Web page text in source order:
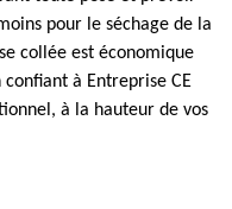
pour le séchage de la
collée est économique
à Entreprise CE
à la hauteur de vos